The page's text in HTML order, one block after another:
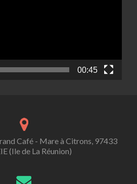
00:45
Café - Mare à Citrons, 97433
(Ile de La Réunion)